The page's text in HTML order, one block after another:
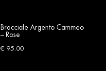
Bracciale Argento Cammeo
– Rose
€ 95.00